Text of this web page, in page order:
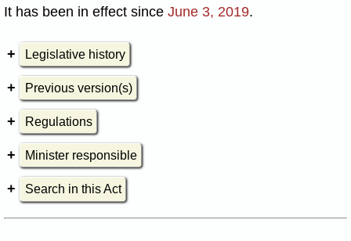
It has been in effect since June 3, 2019.
Legislative history
Previous version(s)
Regulations
Minister responsible
Search in this Act